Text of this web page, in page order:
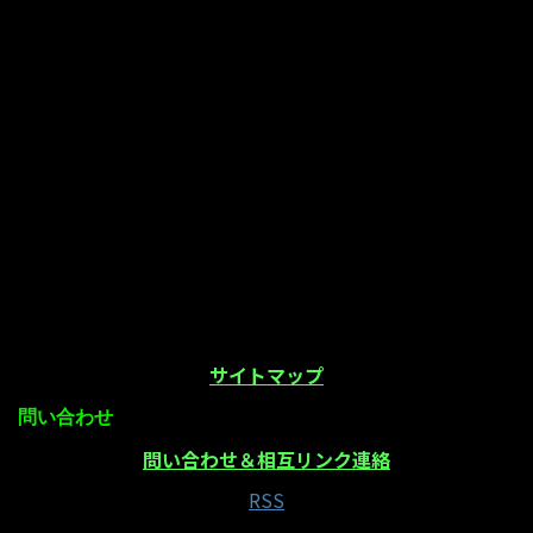
サイトマップ
問い合わせ
問い合わせ＆相互リンク連絡
RSS